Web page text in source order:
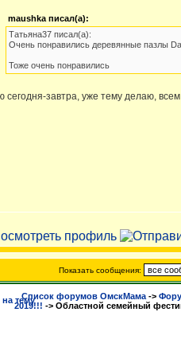
maushka писал(а):
Татьяна37 писал(а):
Очень понравились деревянные пазлы
Тоже очень понравились
сегодня-завтра, уже тему делаю,
Показать сообщения:
Список форумов ОмскМама ->
2019!!! -> Областной семейный